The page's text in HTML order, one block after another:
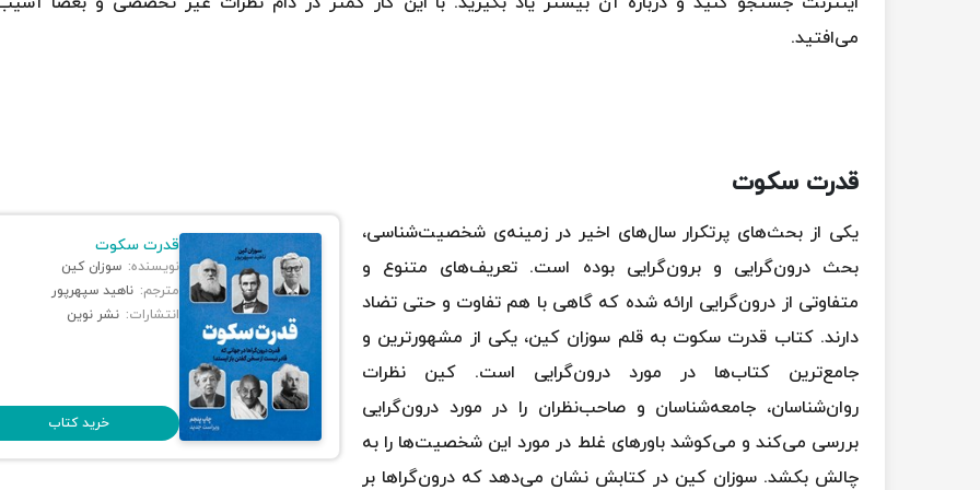
می‌افتید.
قدرت سکوت
قدرت سکوت
نویسنده: سوزان کین
مترجم: ناهید سپهرپور
انتشارات: نشر نوین
خرید کتاب
یکی از بحث‌های پرتکرار سال‌های اخیر در زمینه‌ی شخصیت‌شناسی،
بحث درون‌گرایی و برون‌گرایی بوده است. تعریف‌های متنوع و
متفاوتی از درون‌گرایی ارائه شده که گاهی با هم تفاوت‌ و حتی تضاد
دارند. کتاب قدرت سکوت به قلم سوزان کین، یکی از مشهور‌ترین و
جامع‌ترین کتاب‌ها در مورد درون‌گرایی است. کین نظرات
روان‌شناسان، جامعه‌شناسان و صاحب‌نظران را در مورد درون‌گرایی
بررسی می‌کند و می‌کوشد باورهای غلط در مورد این شخصیت‌ها را به
چالش بکشد. سوزان کین در کتابش نشان می‌دهد که درون‌گراها بر